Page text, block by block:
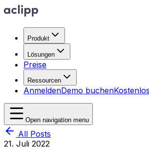
Produkt
Lösungen
Preise
Ressourcen
AnmeldenDemo buchen
Open navigation menu
All Posts
21. Juli 2022